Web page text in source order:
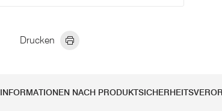
Drucken
INFORMATIONEN NACH